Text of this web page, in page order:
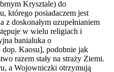
Krysztale) do
którego posiadaczem jest
z doskonałym uzupełnianiem
w wielu religiach i
banialuka o
Kaosu], podobnie jak
razem stały na straży Ziemi.
a Wojowniczki otrzymują